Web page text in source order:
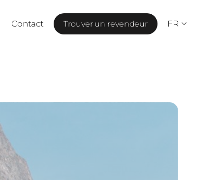
Contact Trouver un revendeur FR